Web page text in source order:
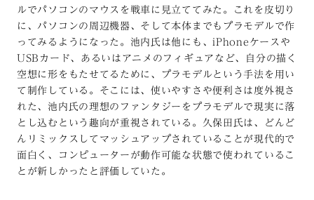
ルでパソコンのマウスを戦車に見立ててみた。これを皮切り
に、パソコンの周辺機器、そして本体までもプラモデルで作
ってみるようになった。池内氏は他にも、iPhoneケースや
USBカード、あるいはアニメのフィギュアなど、自分の描く
空想に形をもたせてるために、プラモデルという手法を用い
て制作している。そこには、使いやすさや便利さは度外視さ
れた、池内氏の理想のファンタジーをプラモデルで現実に落
とし込むという趣向が重視されている。久保田氏は、どんど
んリミックスしてマッシュアップされていることが現代的で
面白く、コンピューターが動作可能な状態で使われているこ
とが新しかったと評価していた。